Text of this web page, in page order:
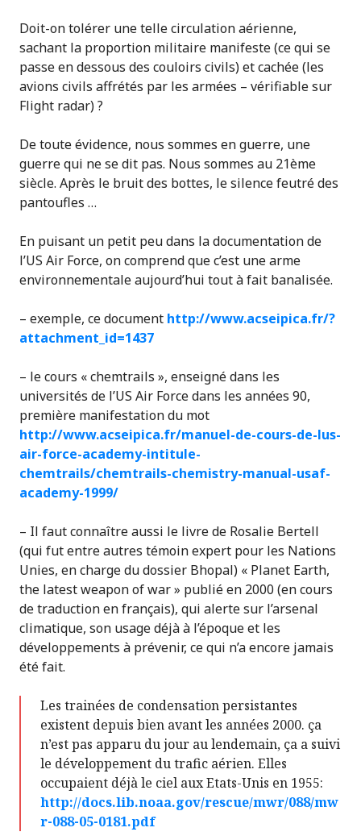
Doit-on tolérer une telle circulation aérienne,
sachant la proportion militaire manifeste (ce qui se
passe en dessous des couloirs civils) et cachée (les
avions civils affrétés par les armées – vérifiable sur
Flight radar) ?
De toute évidence, nous sommes en guerre, une
guerre qui ne se dit pas. Nous sommes au 21ème
siècle. Après le bruit des bottes, le silence feutré des
pantoufles …
En puisant un petit peu dans la documentation de
l’US Air Force, on comprend que c’est une arme
environnementale aujourd’hui tout à fait banalisée.
– exemple, ce document http://www.acseipica.fr/?
attachment_id=1437
– le cours « chemtrails », enseigné dans les
universités de l’US Air Force dans les années 90,
première manifestation du mot
http://www.acseipica.fr/manuel-de-cours-de-lus-
air-force-academy-intitule-
chemtrails/chemtrails-chemistry-manual-usaf-
academy-1999/
– Il faut connaître aussi le livre de Rosalie Bertell
(qui fut entre autres témoin expert pour les Nations
Unies, en charge du dossier Bhopal) « Planet Earth,
the latest weapon of war » publié en 2000 (en cours
de traduction en français), qui alerte sur l’arsenal
climatique, son usage déjà à l’époque et les
développements à prévenir, ce qui n’a encore jamais
été fait.
Les trainées de condensation persistantes
existent depuis bien avant les années 2000. ça
n’est pas apparu du jour au lendemain, ça a suivi
le développement du trafic aérien. Elles
occupaient déjà le ciel aux Etats-Unis en 1955:
http://docs.lib.noaa.gov/rescue/mwr/088/mw
r-088-05-0181.pdf